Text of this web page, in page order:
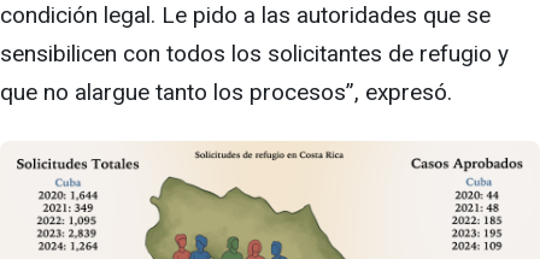
condición legal. Le pido a las autoridades que se
sensibilicen con todos los solicitantes de refugio y
que no alargue tanto los procesos”, expresó.